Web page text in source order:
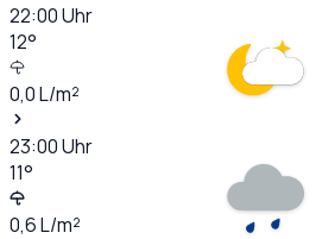
22:00Uhr
12°
0,0L/m²
23:00Uhr
11°
0,6L/m²